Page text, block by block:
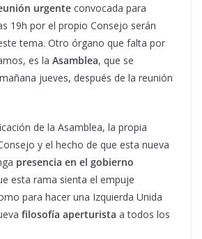
urgente convocada para
19h por el propio Consejo serán
tema. Otro órgano que falta por
es la Asamblea, que se
jueves, después de la reunión
de la Asamblea, la propia
y el hecho de que esta nueva
presencia en el gobierno
esta rama sienta el empuje
para hacer una Izquierda Unida
filosofía aperturista a todos los